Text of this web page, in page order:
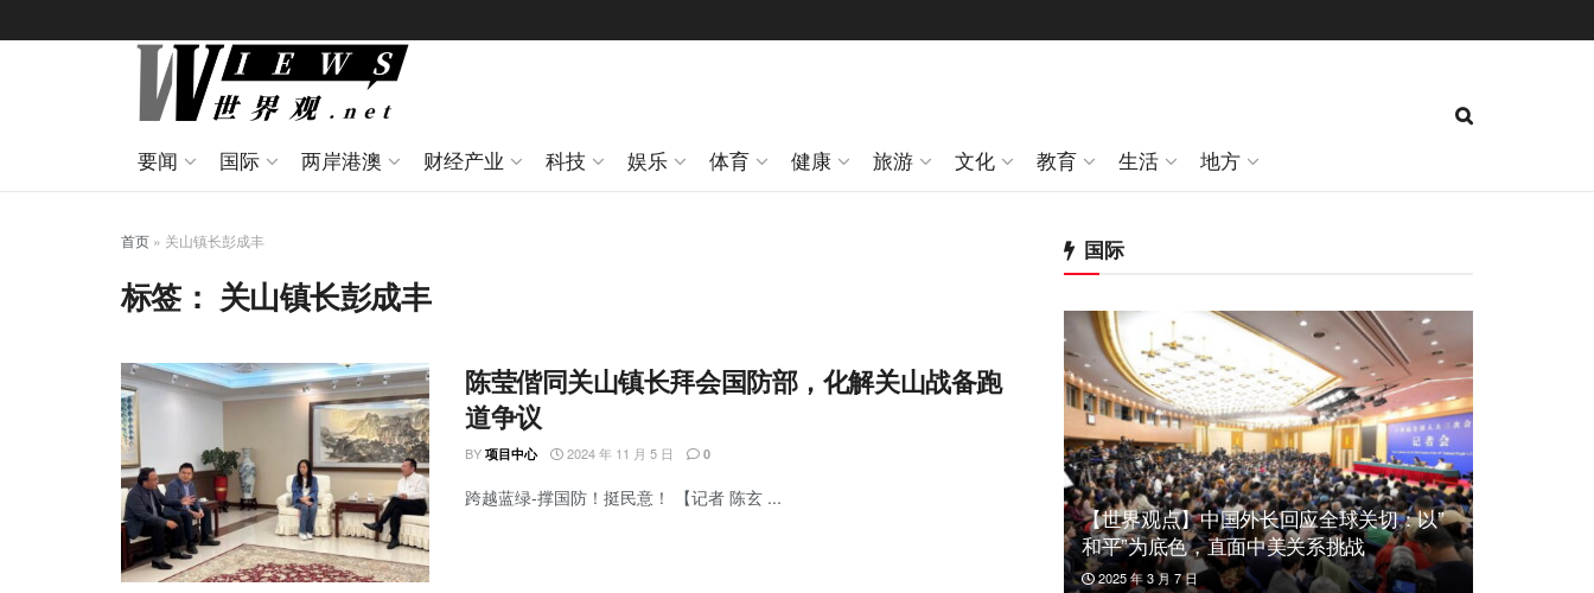
要闻 国际 两岸港澳 财经产业 科技 娱乐 体育 健康 旅游 文化 教育 生活 地方
首页 » 关山镇长彭成丰
标签： 关山镇长彭成丰
陈莹偕同关山镇长拜会国防部，化解关山战备跑
道争议
BY 项目中心 2024 年 11 月 5 日 0
跨越蓝绿-撑国防！挺民意！ 【记者 陈玄 ...
国际
【世界观点】中国外长回应全球关切：以”
和平”为底色，直面中美关系挑战
2025 年 3 月 7 日